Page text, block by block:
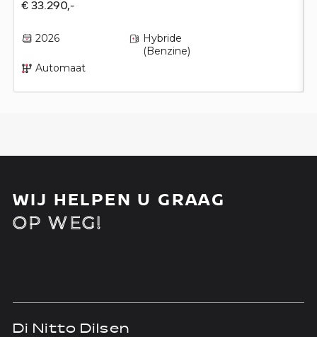
€ 33.290,-
2026
Hybride
(Benzine)
Automaat
WIJ HELPEN U GRAAG
OP WEG!
Di Nitto Dilsen